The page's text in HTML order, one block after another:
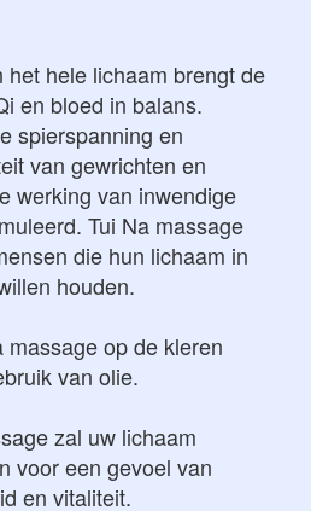
het hele lichaam brengt de
en bloed in balans.
spierspanning en
van gewrichten en
werking van inwendige
Tui Na massage
die hun lichaam in
houden.
massage op de kleren
van olie.
zal uw lichaam
voor een gevoel van
en vitaliteit.